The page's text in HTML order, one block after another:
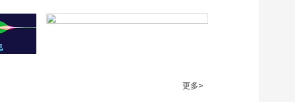
节目看点
[中国中医药大会第三
更多>